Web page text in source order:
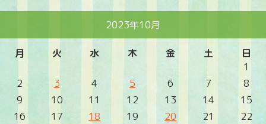
2023年10月
月 火 水 木 金 土 日
1
2
3 4 5 6 7
8
9
10 11 12 13 14
15
16
17 18 19 20 21
22